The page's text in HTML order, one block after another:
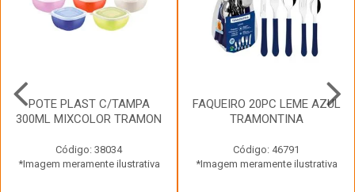
POTE PLAST C/TAMPA
300ML MIXCOLOR TRAMON
Código: 38034
*Imagem meramente ilustrativa
FAQUEIRO 20PC LEME AZUL
TRAMONTINA
Código: 46791
*Imagem meramente ilustrativa